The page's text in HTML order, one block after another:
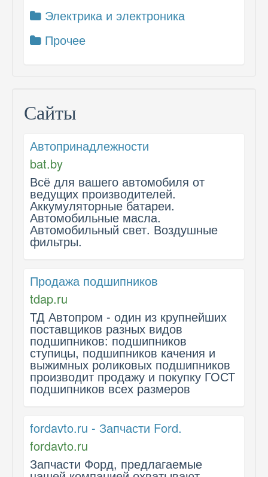
Электрика и электроника
Прочее
Сайты
Автопринадлежности
bat.by
Всё для вашего автомобиля от
ведущих производителей.
Аккумуляторные батареи.
Автомобильные масла.
Автомобильный свет. Воздушные
фильтры.
Продажа подшипников
tdap.ru
ТД Автопром - один из крупнейших
поставщиков разных видов
подшипников: подшипников
ступицы, подшипников качения и
выжимных роликовых подшипников
производит продажу и покупку ГОСТ
подшипников всех размеров
fordavto.ru - Запчасти Ford.
fordavto.ru
Запчасти Форд, предлагаемые